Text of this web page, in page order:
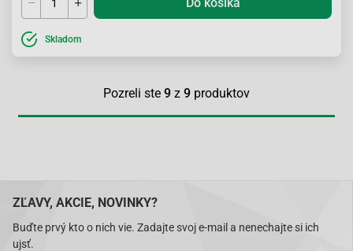
Skladom
Pozreli ste 9 z 9 produktov
ZĽAVY, AKCIE, NOVINKY?
Buďte prvý kto o nich vie. Zadajte svoj e-mail a nenechajte si ich
ujsť.